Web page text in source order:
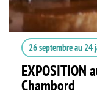
26 septembreau 24
EXPOSITION
Chambord